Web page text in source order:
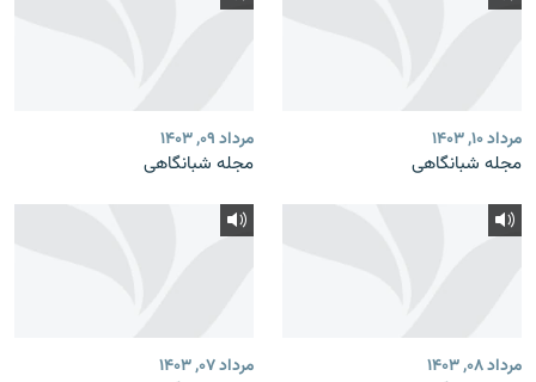
مرداد ۱۰, ۱۴۰۳
مجله شبانگاهی
مرداد ۰۹, ۱۴۰۳
مجله شبانگاهی
مرداد ۰۸, ۱۴۰۳ مرداد ۰۷, ۱۴۰۳